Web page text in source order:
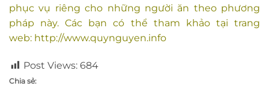
phục vụ riêng cho những người ăn theo phương
pháp này. Các bạn có thể tham khảo tại trang
web: http://www.quynguyen.info
Post Views: 684
Chia sẻ: